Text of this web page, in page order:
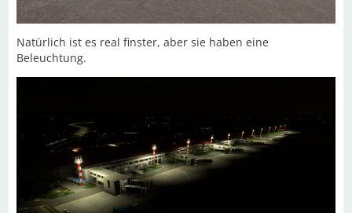
Natürlich ist es real finster, aber sie haben eine
Beleuchtung.